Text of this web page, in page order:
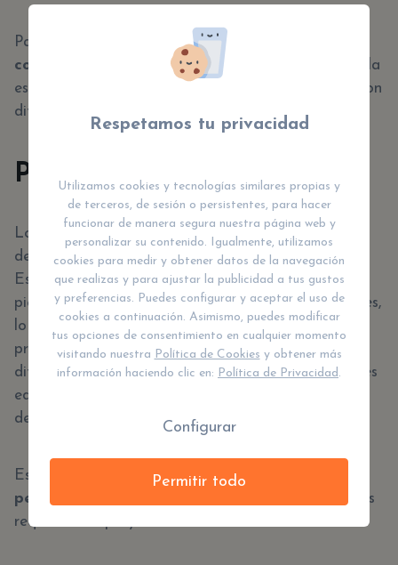
Para añadir, ayudan a los niños a entender
conceptos básicos de geometría y física
, como la
estabilidad y el equilibrio, mientras experimentan con
diferentes formas y tamaños.
Puzles y Rompecabezas
Los puzles y rompecabezas son perfectos para
desarrollar el pensamiento lógico y la paciencia.
Estos juegos requieren que los niños analicen las
piezas, identifiquen patrones y encuentren soluciones,
lo que fortalece su capacidad para resolver
problemas. Incluso, los rompecabezas varían en
dificultad, lo que permite que los niños de diferentes
edades encuentren un desafío adecuado a su nivel
de desarrollo.
Este tipo de juegos tambiénfomenta la
perseverancia
, ya que completar un rompecabezas
requiere tiempo y dedicación.
Respetamos tu privacidad
Utilizamos cookies y tecnologías similares propias y
de terceros, de sesión o persistentes, para hacer
funcionar de manera segura nuestra página web y
personalizar su contenido. Igualmente, utilizamos
cookies para medir y obtener datos de la navegación
que realizas y para ajustar la publicidad a tus gustos
y preferencias. Puedes configurar y aceptar el uso de
cookies a continuación. Asimismo, puedes modificar
tus opciones de consentimiento en cualquier momento
visitando nuestra Política de Cookies y obtener más
información haciendo clic en: Política de Privacidad .
Configurar
Permitir todo